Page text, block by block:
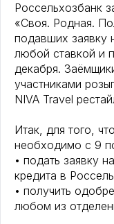
Россельхозбанк
«Своя. Родная.
подавших заявку
любой ставкой и
декабря.
участниками
NIVA Travel
Итак, для того,
необходимо с 9
• подать заявку
кредита в
• получить
любом из